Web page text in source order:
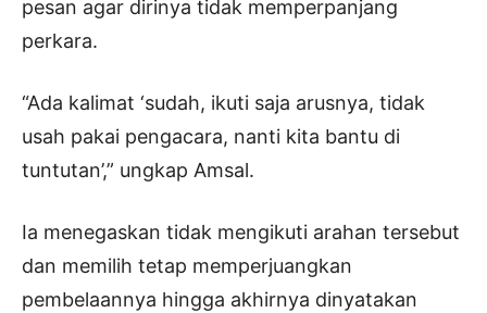
pesan agar dirinya tidak memperpanjang
perkara.
“Ada kalimat ‘sudah, ikuti saja arusnya, tidak
usah pakai pengacara, nanti kita bantu di
tuntutan’,” ungkap Amsal.
Ia menegaskan tidak mengikuti arahan tersebut
dan memilih tetap memperjuangkan
pembelaannya hingga akhirnya dinyatakan